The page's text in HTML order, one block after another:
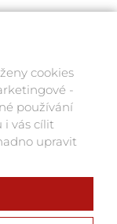
cookies
-
používání
vás cílit
upravit